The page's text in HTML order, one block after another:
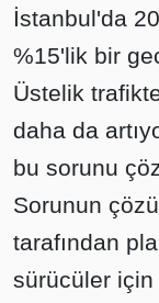
İstanbul'da
%15'lik bir
Üstelik
daha da
bu sorunu
Sorunun
tarafından
sürücüler için